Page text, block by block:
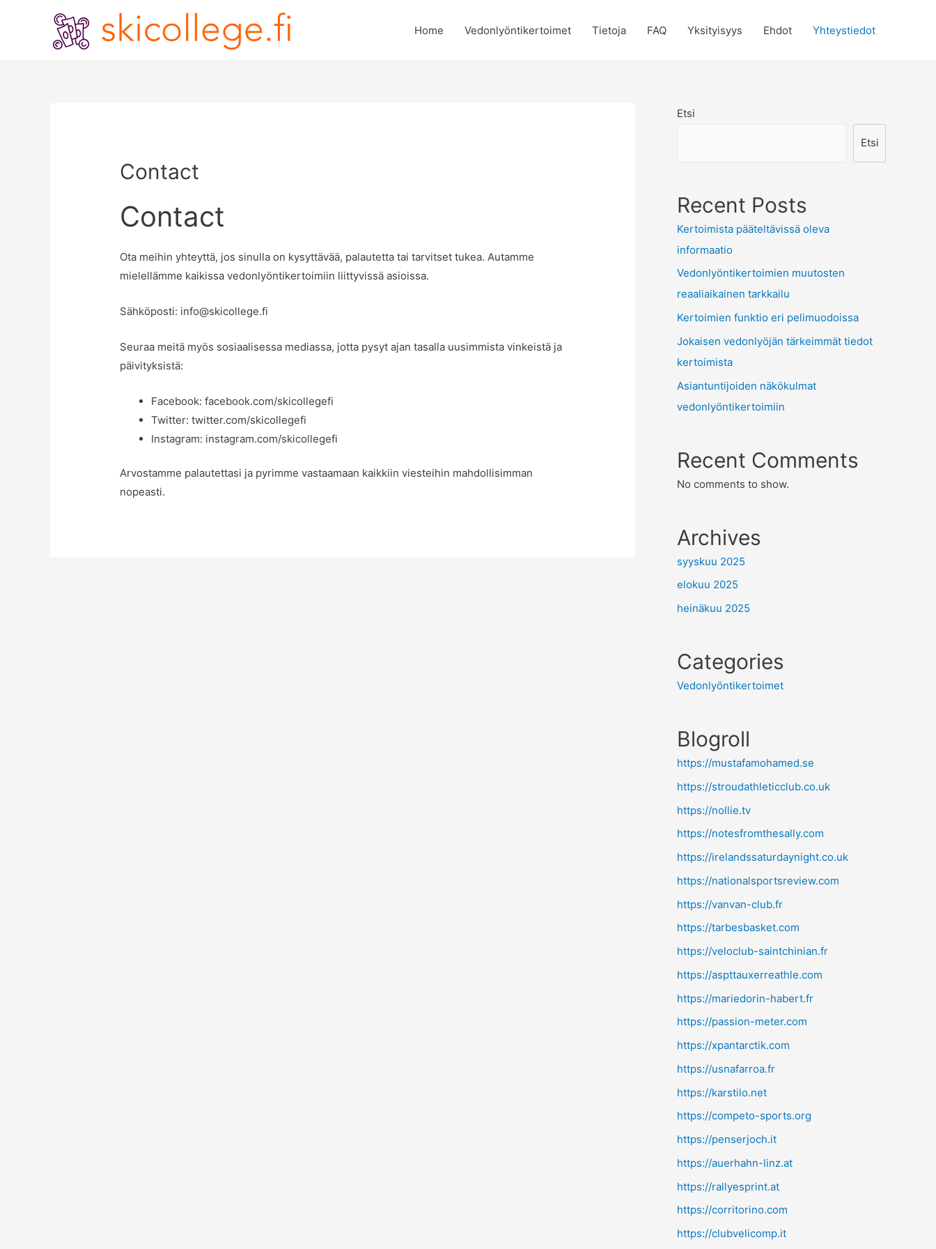
Home Vedonlyöntikertoimet Tietoja FAQ Yksityisyys Ehdot Yhteystiedot
Contact
Contact
Ota meihin yhteyttä, jos sinulla on kysyttävää, palautetta tai tarvitset tukea. Autamme
mielellämme kaikissa vedonlyöntikertoimiin liittyvissä asioissa.
Sähköposti: info@skicollege.fi
Seuraa meitä myös sosiaalisessa mediassa, jotta pysyt ajan tasalla uusimmista vinkeistä ja
päivityksistä:
Facebook: facebook.com/skicollegefi
Twitter: twitter.com/skicollegefi
Instagram: instagram.com/skicollegefi
Arvostamme palautettasi ja pyrimme vastaamaan kaikkiin viesteihin mahdollisimman
nopeasti.
Etsi
Etsi
Recent Posts
Kertoimista pääteltävissä oleva
informaatio
Vedonlyöntikertoimien muutosten
reaaliaikainen tarkkailu
Kertoimien funktio eri pelimuodoissa
Jokaisen vedonlyöjän tärkeimmät tiedot
kertoimista
Asiantuntijoiden näkökulmat
vedonlyöntikertoimiin
Recent Comments
No comments to show.
Archives
syyskuu 2025
elokuu 2025
heinäkuu 2025
Categories
Vedonlyöntikertoimet
Blogroll
https://mustafamohamed.se
https://stroudathleticclub.co.uk
https://nollie.tv
https://notesfromthesally.com
https://irelandssaturdaynight.co.uk
https://nationalsportsreview.com
https://vanvan-club.fr
https://tarbesbasket.com
https://veloclub-saintchinian.fr
https://aspttauxerreathle.com
https://mariedorin-habert.fr
https://passion-meter.com
https://xpantarctik.com
https://usnafarroa.fr
https://karstilo.net
https://competo-sports.org
https://penserjoch.it
https://auerhahn-linz.at
https://rallyesprint.at
https://corritorino.com
https://clubvelicomp.it